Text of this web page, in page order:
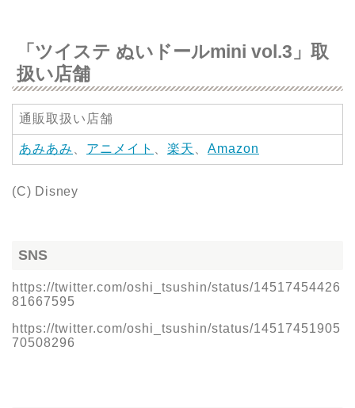
「ツイステ ぬいドールmini vol.3」取
扱い店舗
通販取扱い店舗
あみあみ アニメイト 楽天 Amazon
(C) Disney
SNS
https://twitter.com/oshi_tsushin/status/14517454426
81667595
https://twitter.com/oshi_tsushin/status/14517451905
70508296